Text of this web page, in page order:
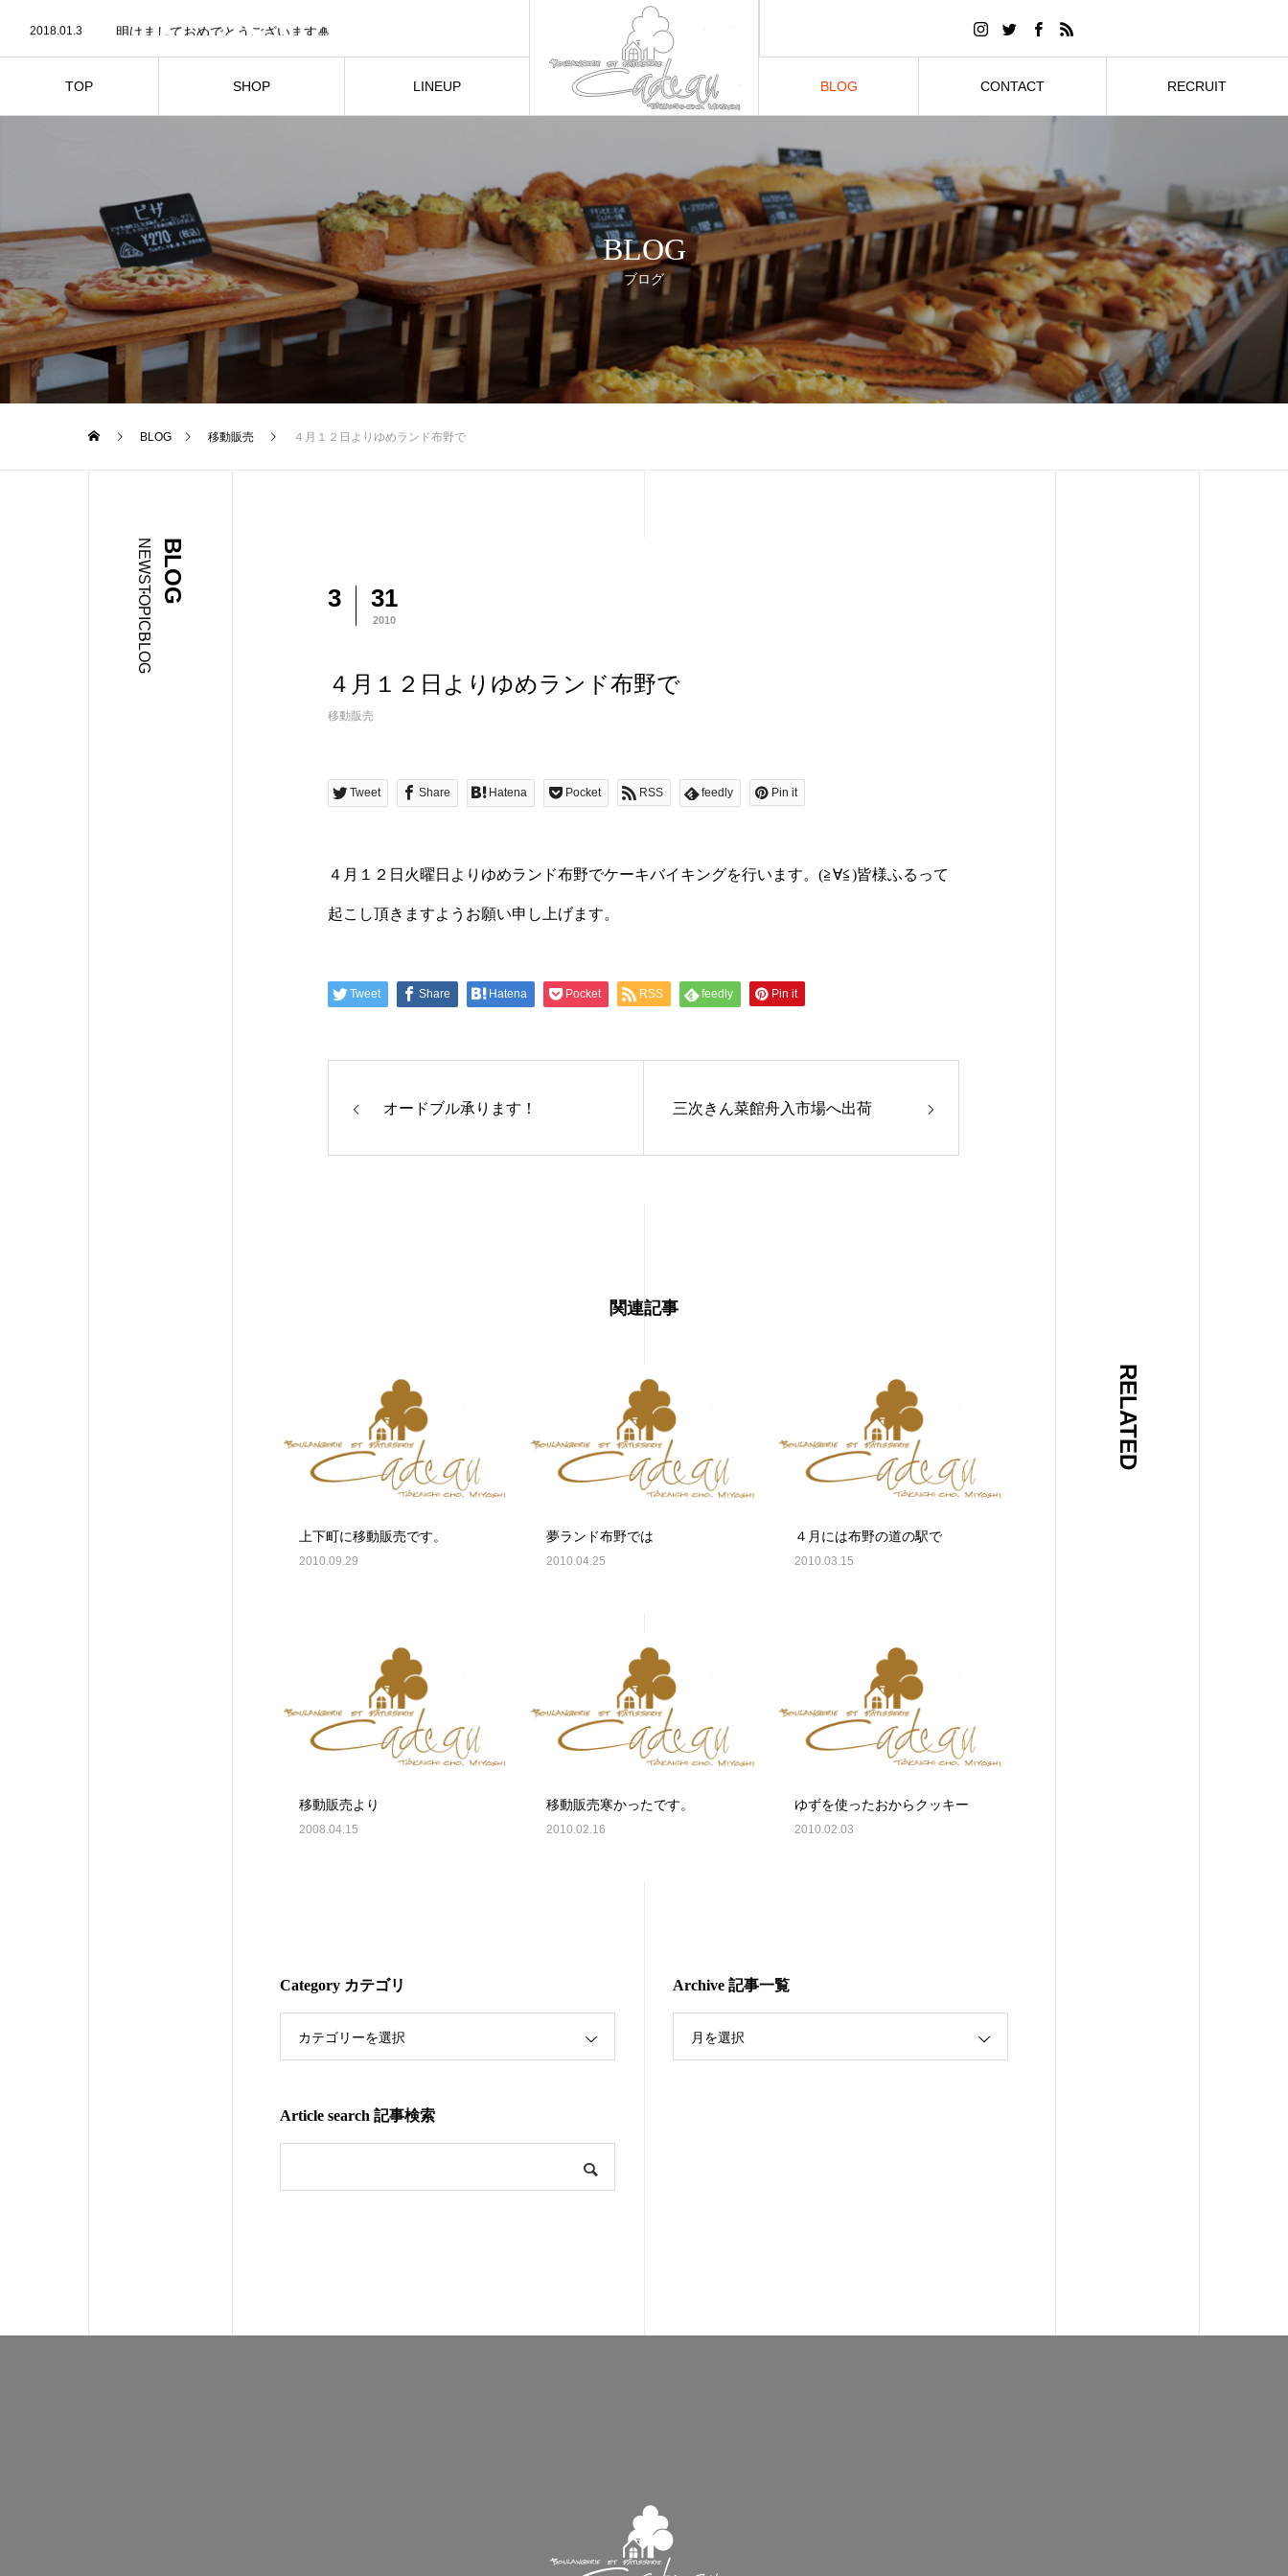
TOP
SHOP
LINEUP
BLOG
CONTACT
RECRUIT
2018.01.3 明けましておめでとうございます🎍
2017.12.24 今日はクリスマスイブですね🎄🎅
2021.05.19
BLOG
ブログ
BLOG 移動販売 ４月１２日よりゆめランド布野で
BLOG
NEWS・TOPIC・BLOG 3 31
2010
４月１２日よりゆめランド布野で
移動販売
Tweet Share Hatena Pocket RSS feedly Pin it
４月１２日火曜日よりゆめランド布野でケーキバイキングを行います。(≧∀≦)皆様ふるって
起こし頂きますようお願い申し上げます。
Tweet Share Hatena Pocket RSS feedly Pin it
オードブル承ります！ 三次きん菜館舟入市場へ出荷
RELATED
関連記事
上下町に移動販売です。
2010.09.29
夢ランド布野では
2010.04.25
４月には布野の道の駅で
2010.03.15
移動販売より
2008.04.15
移動販売寒かったです。
2010.02.16
ゆずを使ったおからクッキー
2010.02.03
Category カテゴリ
カテゴリーを選択
Archive 記事一覧
月を選択
Article search 記事検索